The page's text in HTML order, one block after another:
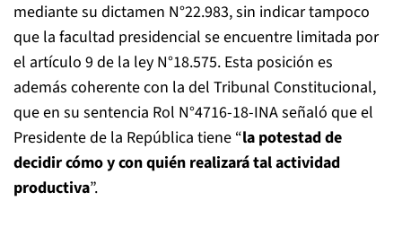
mediante su dictamen N°22.983, sin indicar tampoco
que la facultad presidencial se encuentre limitada por
el artículo 9 de la ley N°18.575. Esta posición es
además coherente con la del Tribunal Constitucional,
que en su sentencia Rol N°4716-18-INA señaló que el
Presidente de la República tiene “la potestad de
decidir cómo y con quién realizará tal actividad
productiva”.